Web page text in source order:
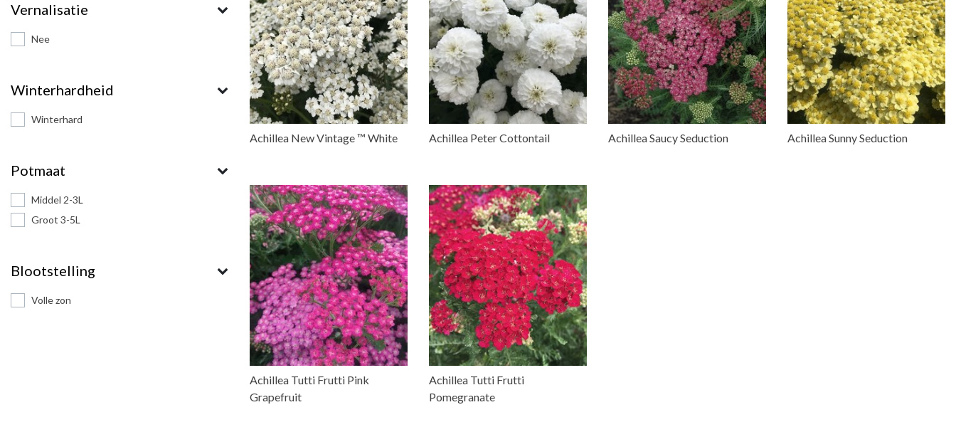
Vernalisatie
Nee
Winterhardheid
Winterhard
Potmaat
Middel 2-3L
Groot 3-5L
Blootstelling
Volle zon
Achillea New Vintage ™ White Achillea Peter Cottontail Achillea Saucy Seduction Achillea Sunny Seduction
Achillea Tutti Frutti Pink
Grapefruit
Achillea Tutti Frutti
Pomegranate